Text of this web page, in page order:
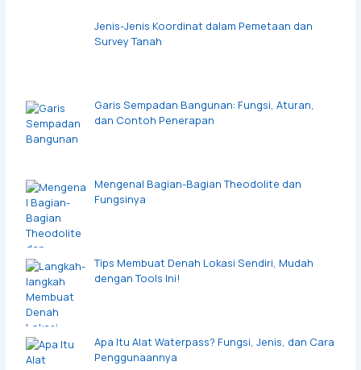
Jenis-Jenis Koordinat dalam Pemetaan dan
Survey Tanah
Garis Sempadan Bangunan: Fungsi, Aturan,
dan Contoh Penerapan
Mengenal Bagian-Bagian Theodolite dan
Fungsinya
Tips Membuat Denah Lokasi Sendiri, Mudah
dengan Tools Ini!
Apa Itu Alat Waterpass? Fungsi, Jenis, dan Cara
Penggunaannya